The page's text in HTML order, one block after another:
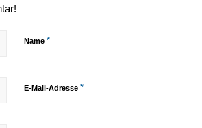
Name *
E-Mail-Adresse *